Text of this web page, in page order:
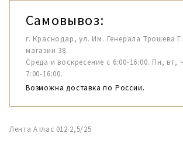
Самовывоз:
г. Краснодар, ул. Им. Генерала Трошева
магазин 38.
Среда и воскресение с 6:00-16:00. Пн, вт,
7:00-16:00.
Возможна доставка по России.
Лента Атлас 012 2,5/25